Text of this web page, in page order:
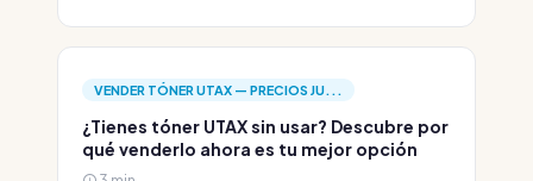
VENDER TÓNER UTAX — PRECIOS JU...
¿Tienes tóner UTAX sin usar? Descubre por
qué venderlo ahora es tu mejor opción